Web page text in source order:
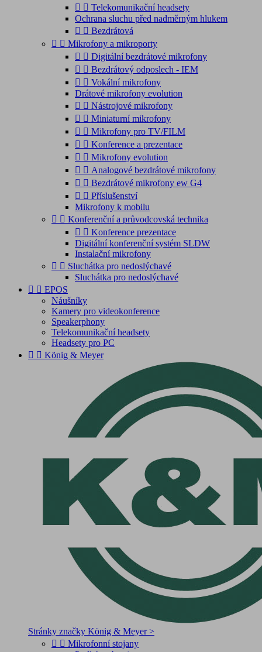
  Telekomunikační headsety
Ochrana sluchu před nadměrným hlukem
  Bezdrátová
  Mikrofony a mikroporty
  Digitální bezdrátové mikrofony
  Bezdrátový odposlech - IEM
  Vokální mikrofony
Drátové mikrofony evolution
  Nástrojové mikrofony
  Miniaturní mikrofony
  Mikrofony pro TV/FILM
  Konference a prezentace
  Mikrofony evolution
  Analogové bezdrátové mikrofony
  Bezdrátové mikrofony ew G4
  Příslušenství
Mikrofony k mobilu
  Konferenční a průvodcovská technika
  Konference prezentace
Digitální konferenční systém SLDW
Instalační mikrofony
  Sluchátka pro nedoslýchavé
Sluchátka pro nedoslýchavé
  EPOS
Náušníky
Kamery pro videokonference
Speakerphony
Telekomunikační headsety
Headsety pro PC
  König & Meyer
Stránky značky König & Meyer >
  Mikrofonní stojany